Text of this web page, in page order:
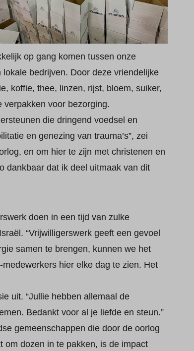
op gang komen tussen onze
bedrijven. Door deze vriendelijke
koffie, thee, linzen, rijst, bloem, suiker,
voor bezorging.
die dringend voedsel en
en genezing van trauma’s”, zei
en om hier te zijn met christenen en
dankbaar dat ik deel uitmaak van dit
doen in een tijd van zulke
“Vrijwilligerswerk geeft een gevoel
samen te brengen, kunnen we het
hier elke dag te zien. Het
uit. “Jullie hebben allemaal de
Bedankt voor al je liefde en steun.”
gemeenschappen die door de oorlog
om dozen in te pakken, is de impact